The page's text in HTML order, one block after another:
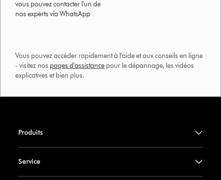
vous pouvez contacter l'un de
nos experts via WhatsApp
Vous pouvez accéder rapidement à l'aide et aux conseils en ligne
- visitez nos pages d'assistance pour le dépannage, les vidéos
explicatives et bien plus.​
Produits
Service